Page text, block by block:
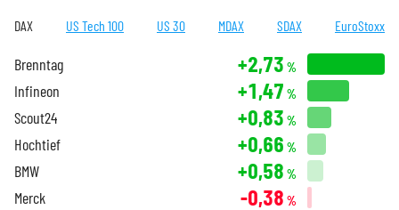
DAX US Tech 100 US 30 MDAX SDAX EuroStoxx
Brenntag +2,73 %
Infineon +1,47 %
Scout24 +0,83 %
Hochtief +0,66 %
BMW +0,58 %
Merck -0,38 %